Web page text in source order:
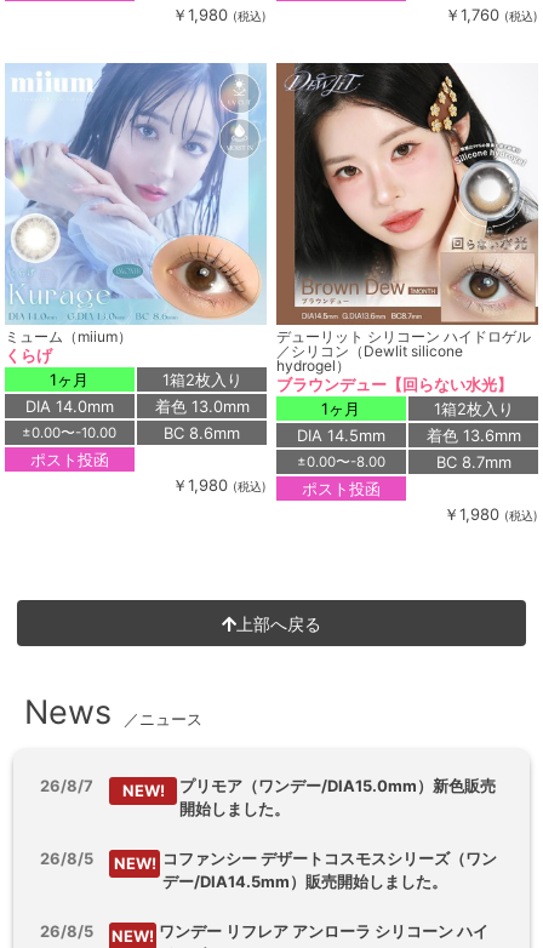
￥1,980 (税込)
￥1,760 (税込)
ミューム（miium）
くらげ
1ヶ月
1箱2枚入り
DIA 14.0mm
着色 13.0mm
±0.00〜-10.00
BC 8.6mm
ポスト投函
￥1,980 (税込)
デューリット シリコーン ハイドロゲル
／シリコン（Dewlit silicone
hydrogel）
ブラウンデュー【回らない水光】
1ヶ月
1箱2枚入り
DIA 14.5mm
着色 13.6mm
±0.00〜-8.00
BC 8.7mm
ポスト投函
￥1,980 (税込)
上部へ戻る
News ／ニュース
26/8/7 NEW!
プリモア（ワンデー/DIA15.0mm）新色販売
開始しました。
26/8/5 NEW! コファンシー デザートコスモスシリーズ（ワン
デー/DIA14.5mm）販売開始しました。
26/8/5 NEW! ワンデー リフレア アンローラ シリコーン ハイ